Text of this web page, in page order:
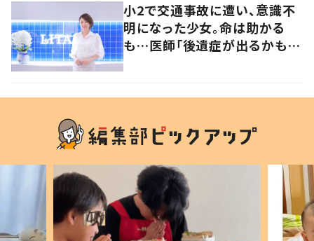
小2で交通事故に遭い、意識不
明になった少女。命は助かる
も…医師「後遺症が出るかもし